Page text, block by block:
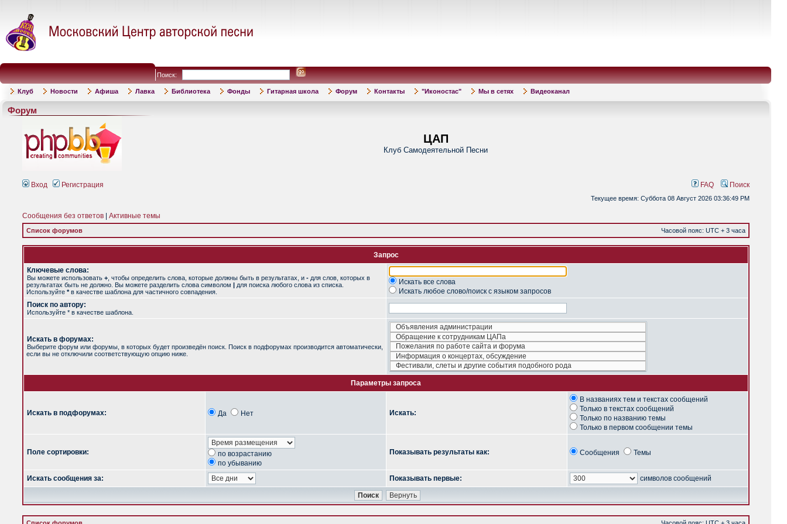
Поиск:
Клуб Новости Афиша Лавка Библиотека Фонды Гитарная школа Форум Контакты "Иконостас" Мы в сетях Видеоканал
Форум
ЦАП
Клуб Самодеятельной Песни
Вход Регистрация FAQ Поиск
Текущее время: Суббота 08 Август 2026 03:36:49 PM
Сообщения без ответов Активные темы
Список форумов Часовой пояс: UTC + 3 часа
Запрос
Ключевые слова:
Вы можете использовать + , чтобы определить слова, которые должны быть в результатах, и - для слов, которых в
результатах быть не должно. Вы можете разделить слова символом | для поиска любого слова из списка.
Используйте *в качестве шаблона для частичного совпадения.
Искать все слова
Искать любое слово/поиск с языком запросов
Поиск по автору:
Используйте * в качестве шаблона.
Искать в форумах:
Выберите форум или форумы, в которых будет произведён поиск. Поиск в подфорумах производится автоматически,
если вы не отключили соответствующую опцию ниже.
Параметры запроса
Искать в подфорумах: Да Нет Искать:
В названиях тем и текстах сообщений
Только в текстах сообщений
Только по названию темы
Только в первом сообщении темы
Поле сортировки:
по возрастанию
по убыванию
Показывать результаты как: Сообщения Темы
Искать сообщения за: Показывать первые: символов сообщений